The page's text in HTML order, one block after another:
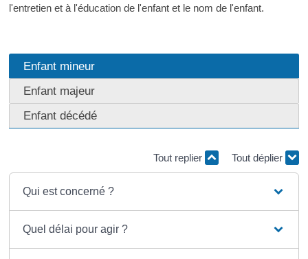
l'entretien et à l'éducation de l'enfant et le nom de l'enfant.
Enfant mineur
Enfant majeur
Enfant décédé
Tout replier Tout déplier
Qui est concerné ?
Quel délai pour agir ?